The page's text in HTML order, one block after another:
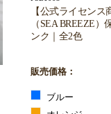
【公式ライセン
（SEA BREEZE
ンク｜全2色
販売価格：
ブルー